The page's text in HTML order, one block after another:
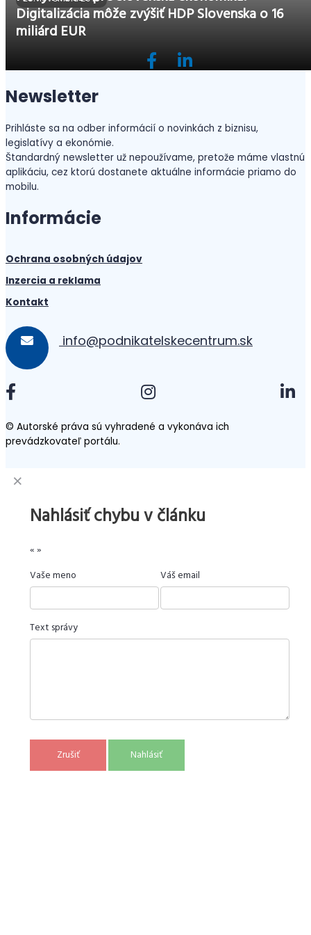
Digitalizácia môže zvýšiť HDP Slovenska o 16
miliárd EUR
Newsletter
Prihláste sa na odber informácií o novinkách z biznisu,
legislatívy a ekonómie.
Štandardný newsletter už nepoužívame, pretože máme vlastnú
aplikáciu, cez ktorú dostanete aktuálne informácie priamo do
mobilu.
Informácie
Ochrana osobných údajov
Inzercia a reklama
Kontakt
info@podnikatelskecentrum.sk
© Autorské práva sú vyhradené a vykonáva ich
prevádzkovateľ portálu.
Nahlásiť chybu v článku
«»
Vaše meno
Váš email
Text správy
Zrušiť Nahlásiť